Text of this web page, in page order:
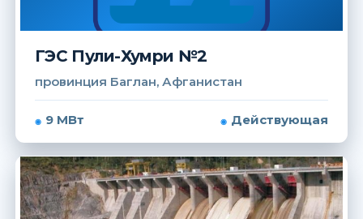
ГЭС Пули-Хумри №2
провинция Баглан, Афганистан
9 МВт Действующая